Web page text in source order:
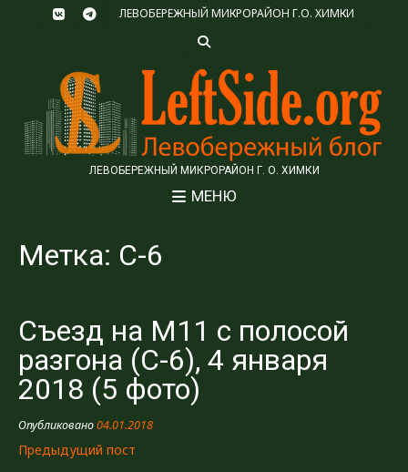
ЛЕВОБЕРЕЖНЫЙ МИКРОРАЙОН Г.О. ХИМКИ
ЛЕВОБЕРЕЖНЫЙ МИКРОРАЙОН Г. О. ХИМКИ
МЕНЮ
Метка: С-6
Съезд на М11 с полосой
разгона (C-6), 4 января
2018 (5 фото)
Опубликовано04.01.2018
Предыдущий пост